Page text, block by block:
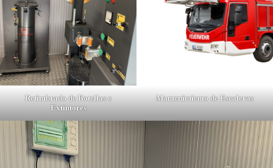
Retimbrado de Botellas e
Extintores
Mantenimiento de Escaleras